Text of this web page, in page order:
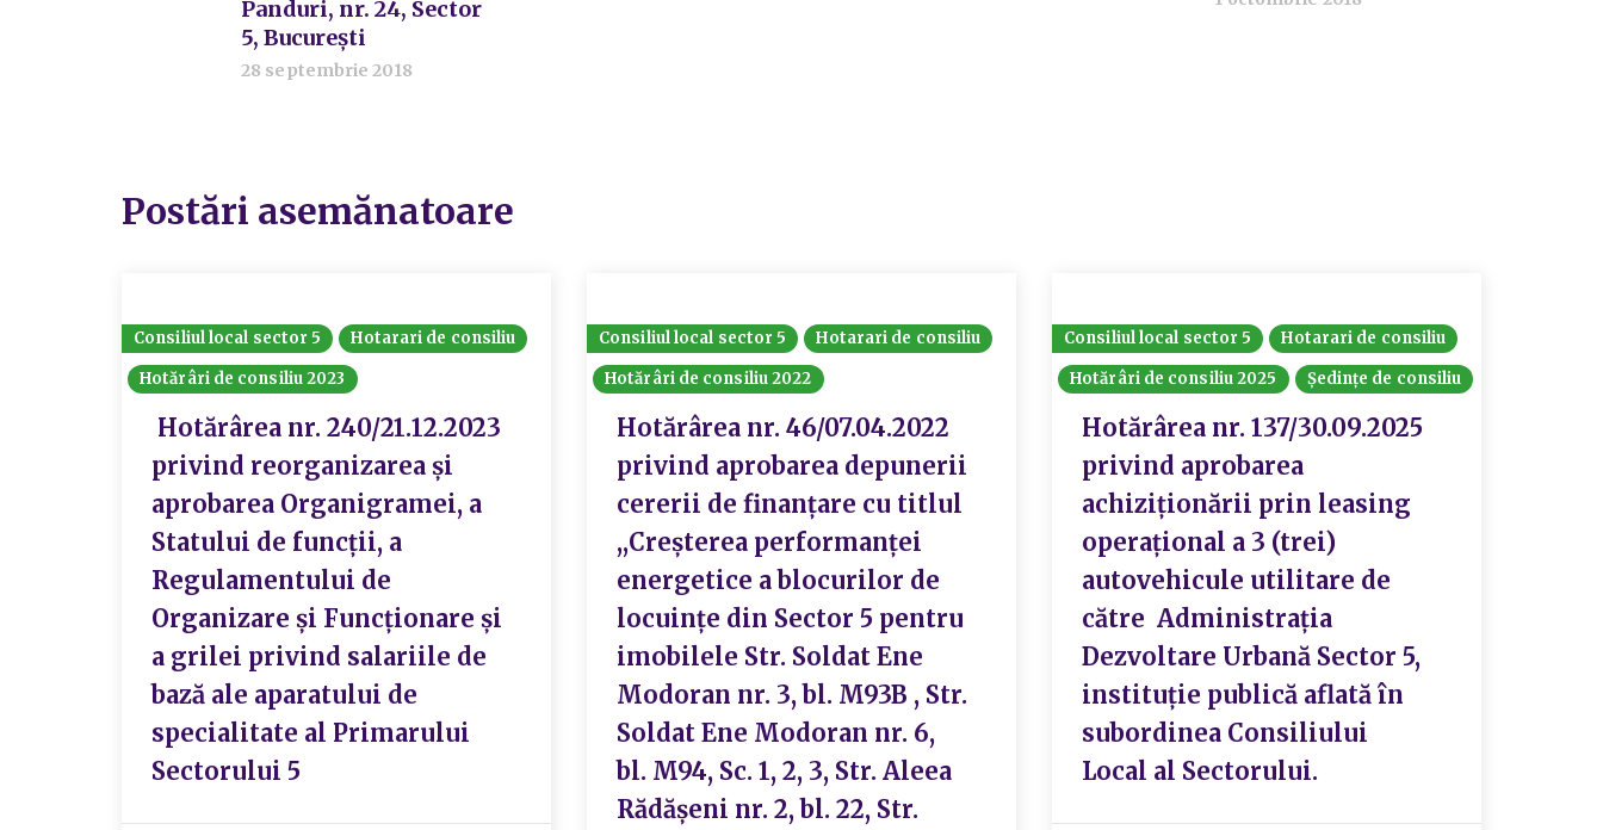
Panduri, nr. 24, Sector
5, București
28 septembrie 2018
Postări asemănatoare
Consiliul local sector 5
Hotarari de consiliu
Hotărâri de consiliu 2023
Hotărârea nr. 240/21.12.2023
privind reorganizarea și
aprobarea Organigramei, a
Statului de funcții, a
Regulamentului de
Organizare și Funcționare și
a grilei privind salariile de
bază ale aparatului de
specialitate al Primarului
Sectorului 5
Consiliul local sector 5
Hotarari de consiliu
Hotărâri de consiliu 2022
Hotărârea nr. 46/07.04.2022
privind aprobarea depunerii
cererii de finanțare cu titlul
,,Creșterea performanței
energetice a blocurilor de
locuințe din Sector 5 pentru
imobilele Str. Soldat Ene
Modoran nr. 3, bl. M93B , Str.
Soldat Ene Modoran nr. 6,
bl. M94, Sc. 1, 2, 3, Str. Aleea
Rădășeni nr. 2, bl. 22, Str.
Consiliul local sector 5
Hotarari de consiliu
Hotărâri de consiliu 2025
Ședințe de consiliu
Hotărârea nr. 137/30.09.2025
privind aprobarea
achiziționării prin leasing
operațional a 3 (trei)
autovehicule utilitare de
către Administrația
Dezvoltare Urbană Sector 5,
instituție publică aflată în
subordinea Consiliului
Local al Sectorului.